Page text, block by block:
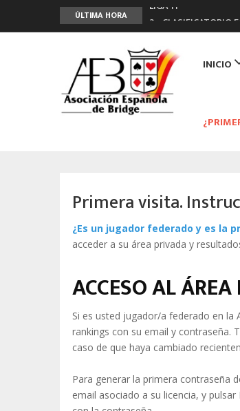
ÚLTIMA HORA
2º CLASIFICATORIO
Curso de
ANUNCIATE EN
NUEVA
INICIO
Primera visita.
¿Es un jugador federado y es la
acceder a su área privada y
ACCESO AL
Si es usted jugador/a federado en la
rankings con su email y contraseña.
caso de que haya cambiado
Para generar la primera contraseña
email asociado a su licencia, y